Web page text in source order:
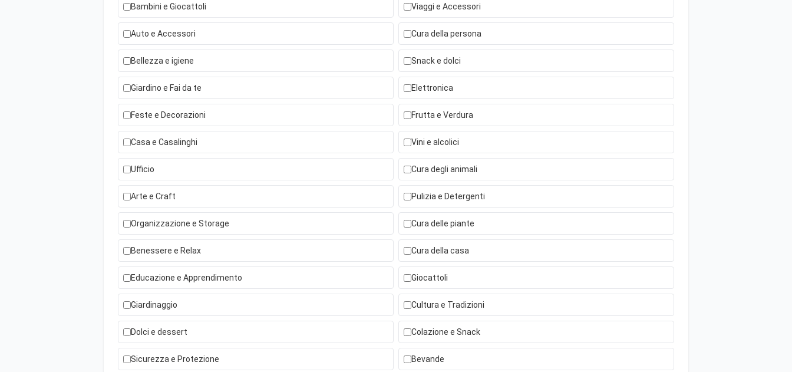
Bambini e Giocattoli Viaggi e Accessori
Auto e Accessori Cura della persona
Bellezza e igiene Snack e dolci
Giardino e Fai da te Elettronica
Feste e Decorazioni Frutta e Verdura
Casa e Casalinghi Vini e alcolici
Ufficio Cura degli animali
Arte e Craft Pulizia e Detergenti
Organizzazione e Storage Cura delle piante
Benessere e Relax Cura della casa
Educazione e Apprendimento Giocattoli
Giardinaggio Cultura e Tradizioni
Dolci e dessert Colazione e Snack
Sicurezza e Protezione Bevande